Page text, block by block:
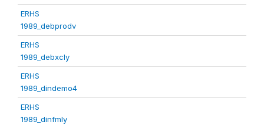
ERHS
1989_debprodv
ERHS
1989_debxcly
ERHS
1989_dindemo4
ERHS
1989_dinfmly